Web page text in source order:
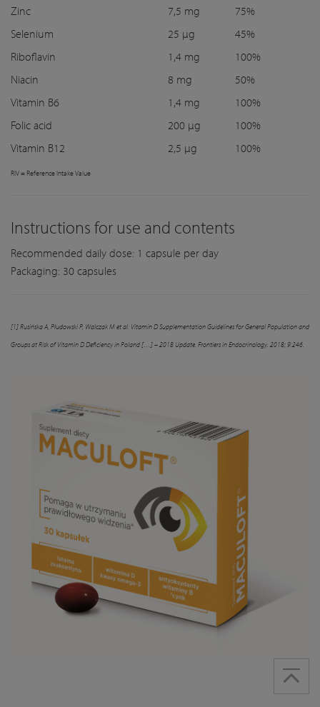
Zinc 7,5 mg
75%
Selenium
25 µg
45%
Riboflavin
1,4 mg
100%
Niacin
8 mg
50%
Vitamin B6
1,4 mg
100%
Folic acid
200 µg
100%
Vitamin B12
2,5 µg 100%
RIV = Reference Intake Value
Instructions for use and contents
Recommended daily dose: 1 capsule per day
Packaging: 30 capsules
[1] Rusińska A, Płudowski P, Walczak M et al. Vitamin D Supplementation Guidelines for General Population and
Groups at Risk of Vitamin D Deficiency in Poland […] – 2018 Update. Frontiers in Endocrinology. 2018; 9:246.